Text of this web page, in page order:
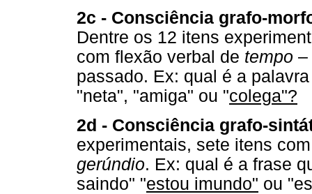
2c - Consciência grafo-
Dentre os 12 itens
com flexão verbal de tempo –
passado. Ex: qual é a
"neta", "amiga" ou "colega"?
2d - Consciência grafo-
experimentais, sete itens
gerúndio. Ex: qual é a frase
saindo" "estou imundo" ou